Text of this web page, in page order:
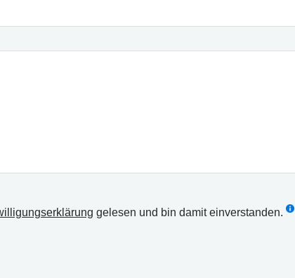
gelesen und bin damit einverstanden.